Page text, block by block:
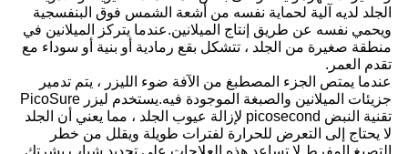
الجلد لديه آلية لحماية نفسه من أشعة الشمس فوق البنفسجية
ويحمي نفسه عن طريق إنتاج الميلانين.عندما يتركز الميلانين في
منطقة صغيرة من الجلد ، تتشكل بقع رمادية أو بنية أو سوداء مع
تقدم العمر.
عندما يمتص الجزء المصطبغ من الآفة ضوء الليزر ، يتم تدمير
جزيئات الميلانين والصبغة الموجودة فيه.يستخدم ليزر PicoSure
تقنية النبض picosecond لإزالة عيوب الجلد ، مما يعني أن الجلد
لا يحتاج إلى التعرض للحرارة لفترات طويلة ويقلل من خطر